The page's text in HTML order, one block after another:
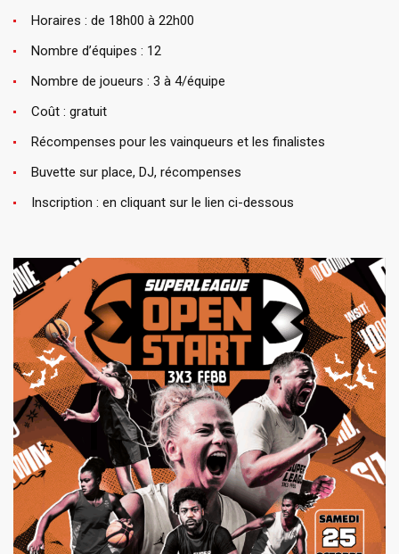
Horaires : de 18h00 à 22h00
Nombre d’équipes : 12
Nombre de joueurs : 3 à 4/équipe
Coût : gratuit
Récompenses pour les vainqueurs et les finalistes
Buvette sur place, DJ, récompenses
Inscription : en cliquant sur le lien ci-dessous